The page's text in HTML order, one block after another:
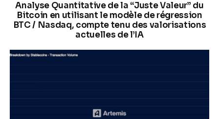
Analyse Quantitative de la “Juste Valeur” du
Bitcoin en utilisant le modèle de régression
BTC / Nasdaq, compte tenu des valorisations
actuelles de l’IA